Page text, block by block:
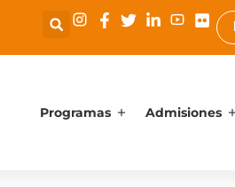
Programas Admisiones